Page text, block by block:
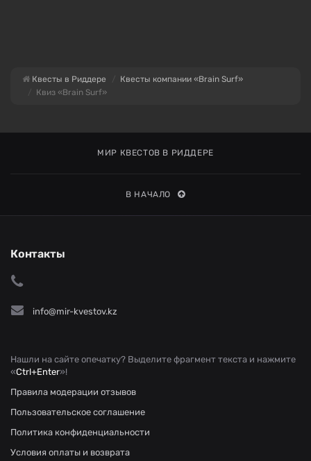
Квесты в Риддере
Квесты компании «Brain Surf»
Квиз «Brain Surf»
МИР КВЕСТОВ В РИДДЕРЕ
В НАЧАЛО
Контакты
info@mir-kvestov.kz
Нашли на сайте опечатку? Выделите фрагмент текста и нажмите
«Ctrl+Enter»!
Правила модерации отзывов
Пользовательское соглашение
Политика конфиденциальности
Условия оплаты и возврата